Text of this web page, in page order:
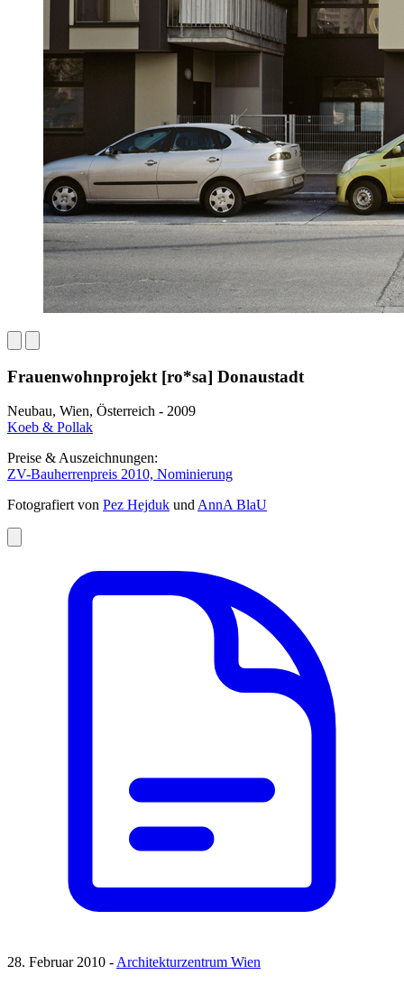
Frauenwohnprojekt [ro*sa] Donaustadt
Neubau, Wien, Österreich - 2009
Koeb & Pollak
Preise & Auszeichnungen:
ZV-Bauherrenpreis 2010, Nominierung
Fotografiert von Pez Hejduk undAnnA BlaU
28. Februar 2010 -Architekturzentrum Wien